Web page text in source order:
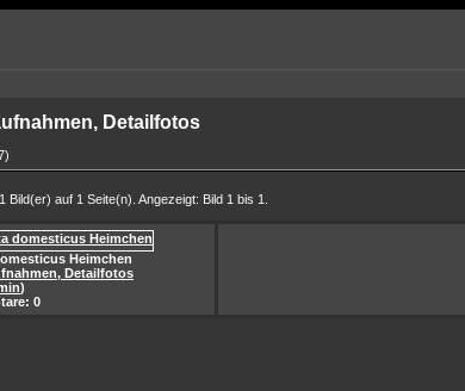
Detailfotos
Bild(er) auf 1 Seite(n). Angezeigt: Bild 1 bis 1.
Heimchen
Detailfotos
)
0